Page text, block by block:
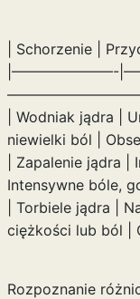
| Schorzenie |
|———————-
| Wodniak jądra |
niewielki ból |
| Zapalenie jądra |
Intensywne bóle,
| Torbiele jądra |
ciężkości lub ból |
Rozpoznanie